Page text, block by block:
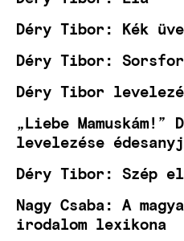
Déry Tibor: Kék
Déry Tibor:
Déry Tibor
„Liebe Mamuskám!”
levelezése
Déry Tibor: Szép
Nagy Csaba: A
irodalom lexikona